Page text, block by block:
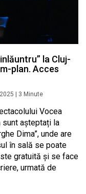
la Cluj-
plan. Acces
3 Minute
Vocea
sunt așteptați la
Dima”, unde are
în sală se poate
gratuită și se face
urmată de